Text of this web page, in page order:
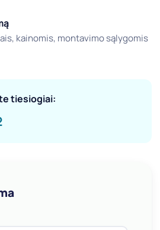
kainomis, montavimo sąlygomis
tiesiogiai: